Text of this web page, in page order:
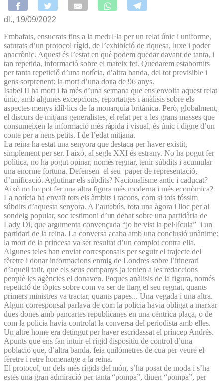
dl., 19/09/2022
Embafats, ensucrats fins a la medul·la per un relat únic i uniforme,
saturats d’un protocol rígid, de l’exhibició de riquesa, luxe i poder
anacrònic. Aquest és l’estat en què podem quedar davant de tanta, i
tan repetida, informació sobre el mateix fet. Quedarem estabornits
per tanta repetició d’una notícia, d’altra banda, del tot previsible i
gens sorprenent: la mort d’una dona de 96 anys.
Isabel II ha mort i fa més d’una setmana que ens envolta aquest relat
únic, amb algunes excepcions, reportatges i anàlisis sobre els
aspectes menys idíl·lics de la monarquia britànica. Però, globalment,
el discurs de mitjans generalistes, el relat per a les grans masses que
consumeixen la informació més ràpida i visual, és únic i digne d’un
conte per a nens petits. I de l’edat mitjana.
La reina ha estat una senyora que destaca per haver existit,
simplement per ser. I això, al segle XXI és estrany. No ha pogut fer
política, no ha pogut opinar, només regnar, tenir súbdits i acumular
una enorme fortuna. Defensen el seu paper de representació,
d’unificació. Aglutinar els súbdits? Nacionalisme antic i caducat?
Això no ho pot fer una altra figura més moderna i més econòmica?
La notícia ha envaït tots els àmbits i racons, com si tots fóssim
súbdits d’aquesta senyora. A l’autobús, tota una àgora i lloc per al
sondeig popular, soc testimoni d’un debat sobre una partidària de
Lady Di, que argumenta convençuda “jo he vist la pel·lícula” i un
partidari de la reina. La conversa acaba amb una conclusió unànime:
la mort de la princesa va ser resultat d’un complot contra ella.
Algunes teles han enviat corresponsals per seguir el trajecte del
fèretre i donar informacions enmig de Londres sobre l’itinerari
d’aquell taüt, que els seus companys ja tenien a les redaccions
perquè les agències el donaven. Poques anàlisis de la figura, només
repetició de tòpics sobre com va ser de llarg el seu regnat, quants
primers ministres va tractar, quants papes... Una vegada i una altra.
Algun corresponsal parlava de com la policia havia obligat a marxar
dues dones amb pancartes republicanes en una cèntrica plaça, o de
com la policia havia controlat la conversa del periodista amb elles.
Un altre home era detingut per haver escridassat el príncep Andrés.
Apunts que ens fan intuir el rígid dispositiu de control d’una
població que, d’altra banda, feia quilòmetres de cua per veure el
fèretre i retre homenatge a la reina.
El protocol, un dels més rígids del món, s’ha posat de moda i s’ha
estès una gran admiració per tanta “pompa”, diuen “pompa”, per